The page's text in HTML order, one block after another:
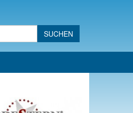
Search for: